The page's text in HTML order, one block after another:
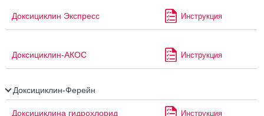
Доксициклин Экспресс Инструкция
Доксициклин-АКОС Инструкция
Доксициклин-Ферейн
Доксициклина гидрохлорид Инструкция